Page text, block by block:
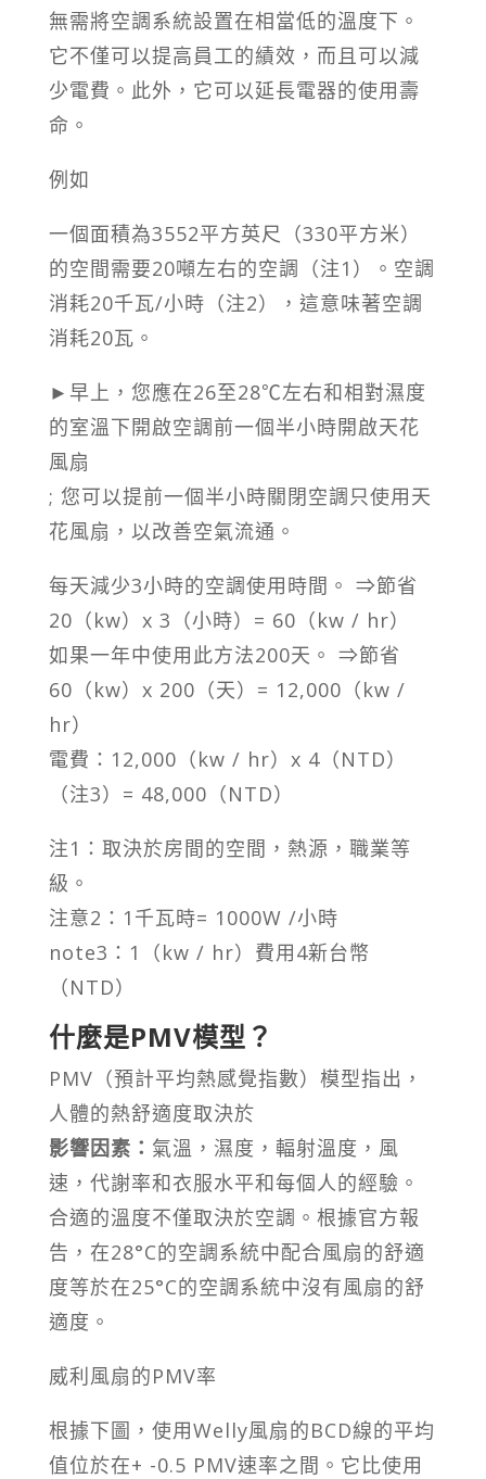
無需將空調系統設置在相當低的溫度下。
它不僅可以提高員工的績效，而且可以減
少電費。此外，它可以延長電器的使用壽
命。
例如
一個面積為3552平方英尺（330平方米）
的空間需要20噸左右的空調（注1）。空調
消耗20千瓦/小時（注2），這意味著空調
消耗20瓦。
►早上，您應在26至28℃左右和相對濕度
的室溫下開啟空調前一個半小時開啟天花
風扇
; 您可以提前一個半小時關閉空調​只使​用天
花風扇，以改善空氣流通。
每天減少3小時的空調使用時間。 ⇒節省
20（kw）x 3（小時）= 60（kw / hr）
如果一年中使用此方法200天。 ⇒節省
60（kw）x 200（天）= 12,000（kw /
hr）
電費：12,000（kw / hr）x 4（NTD）
（注3）= 48,000（NTD）
注1：取決於房間的空間，熱源，職業等
級。
注意2：1千瓦時= 1000W /小時
note3：1（kw / hr）費用4新台幣
（NTD）
什麼是PMV模型？
PMV（預計平均熱感覺指數）模型指出，
人體的熱舒適度取決於
影響因素： 氣溫，濕度，輻射溫度，風
速，代謝率和衣服水平和每個人的經驗。
合適的溫度不僅取決於空調。根據官方報
告，在28°C的空調系統中配合風扇的舒適
度等於在25°C的空調系統中沒有風扇的舒
適度。
威利風扇的PMV率
根據下圖，使用Welly風扇的BCD線的平均
值位於在+ -0.5 PMV速率之間。它比使用